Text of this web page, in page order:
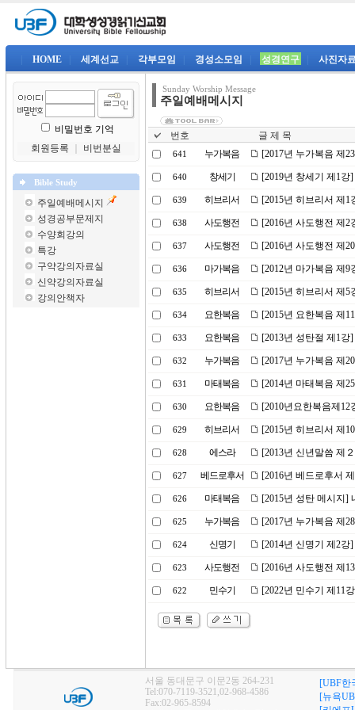
HOME 세계선교 각부모임 경성소모임 성경연구 사진자
비밀번호 기억
회원등록
비번분실
Bible Study
주일예배메시지
성경공부문제지
수양회강의
특강
구약강의자료실
신약강의자료실
강의안책자
Sunday Worship Message
주일예배메시지
번호 글 제 목
641 누가복음 [2017년 누가복음 제
640 창세기 [2019년 창세기 제1
639 히브리서 [2015년 히브리서 제
638 사도행전 [2016년 사도행전 제
637 사도행전 [2016년 사도행전 제
636 마가복음 [2012년 마가복음 제
635 히브리서 [2015년 히브리서 제
634 요한복음 [2015년 요한복음 제
633 요한복음 [2013년 성탄절 제1
632 누가복음 [2017년 누가복음 제
631 마태복음 [2014년 마태복음 제
630 요한복음 [2010년요한복음제12
629 히브리서 [2015년 히브리서 제
628 에스라 [2013년 신년말씀 제
627 베드로후서 [2016년 베드로후서
626 마태복음 [2015년 성탄 메시지]
625 누가복음 [2017년 누가복음 제
624 신명기 [2014년 신명기 제2
623 사도행전 [2016년 사도행전 제
622 민수기 [2022년 민수기 제11
서울 동대문구 이문2동 264-231
Tel:070-7119-3521,02-968-4586
Fax:02-965-8594
[UBF한
[뉴욕